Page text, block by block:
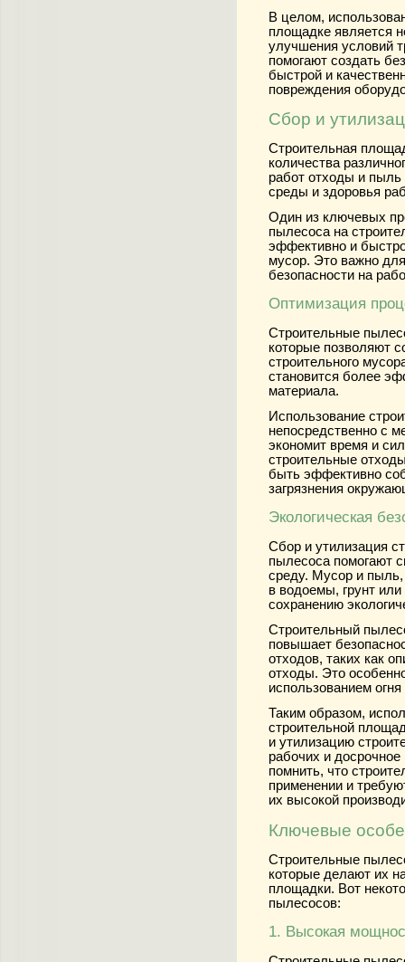
В целом,
площадке является
улучшения условий
помогают создать
быстрой и
повреждения
Сбор и
Строительная
количества
работ отходы и пыль
среды и здоровья
Один из ключевых
пылесоса на
эффективно и
мусор. Это важно
безопасности на
Оптимизация
Строительные
которые позволяют
строительного
становится более
материала.
Использование
непосредственно с
экономит время и
строительные
быть эффективно
загрязнения
Экологическая
Сбор и утилизация
пылесоса помогают
среду. Мусор и пыль,
в водоемы, грунт
сохранению
Строительный
повышает
отходов, таких как
отходы. Это
использованием
Таким образом,
строительной
и утилизацию
рабочих и
помнить, что
применении и
их высокой
Ключевые
Строительные
которые делают их
площадки. Вот
пылесосов:
1. Высокая